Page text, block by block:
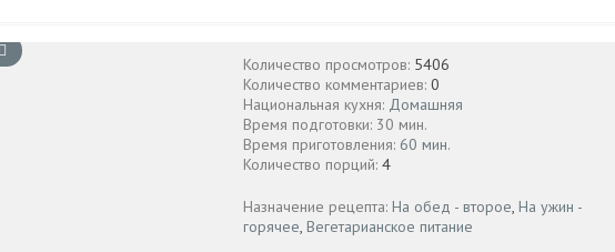
Количество просмотров: 5406
Количество комментариев: 0
Национальная кухня: Домашняя
Время подготовки: 30 мин.
Время приготовления: 60 мин.
Количество порций: 4
Назначение рецепта: На обед - второе, На ужин -
горячее, Вегетарианское питание